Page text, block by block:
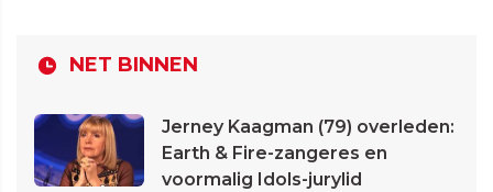
NET BINNEN
Jerney Kaagman (79) overleden:
Earth & Fire-zangeres en
voormalig Idols-jurylid